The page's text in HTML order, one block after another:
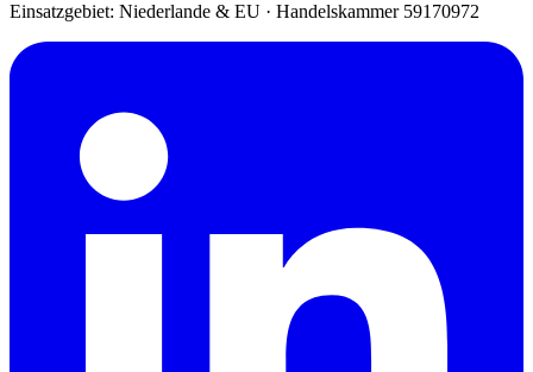
Einsatzgebiet: Niederlande & EU · Handelskammer 59170972